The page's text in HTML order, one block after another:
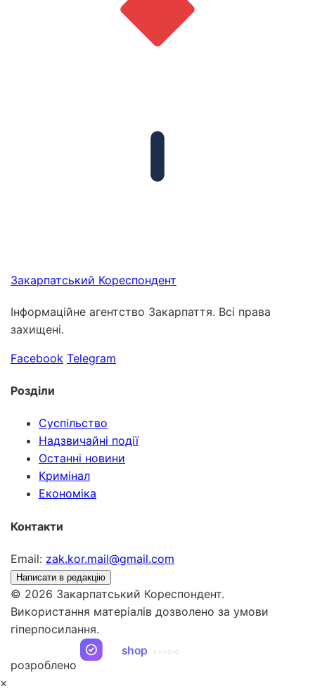
Закарпатський Кореспондент
Інформаційне агентство Закарпаття. Всі права
захищені.
Facebook Telegram
Розділи
Суспільство
Надзвичайні події
Останні новини
Кримінал
Економіка
Контакти
Email: zak.kor.mail@gmail.com
Написати в редакцію
© 2026 Закарпатський Кореспондент.
Використання матеріалів дозволено за умови
гіперпосилання.
розроблено
shop STUDIO
×